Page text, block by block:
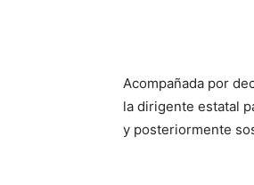
Acompañada por
la dirigente estatal
y posteriormente